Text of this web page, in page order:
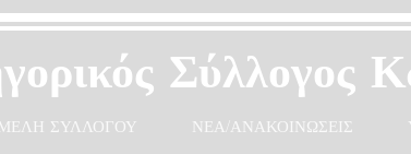
Σύλλογος
ΜΕΛΗ ΣΥΛΛΟΓΟΥ ΝΕΑ/ΑΝΑΚΟΙΝΩΣΕΙΣ